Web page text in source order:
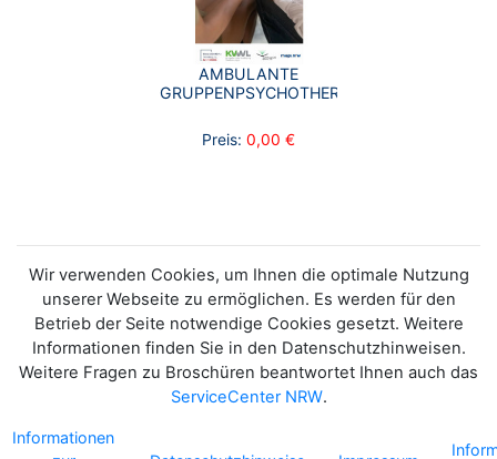
AMBULANTE
GRUPPENPSYCHOTHERAPIE
Preis: 0,00 €
Wir verwenden Cookies, um Ihnen die optimale Nutzung
unserer Webseite zu ermöglichen. Es werden für den
Betrieb der Seite notwendige Cookies gesetzt. Weitere
Informationen finden Sie in den Datenschutzhinweisen.
Weitere Fragen zu Broschüren beantwortet Ihnen auch das
ServiceCenter NRW.
Informationen